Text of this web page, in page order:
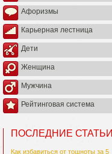
Афоризмы
Карьерная лестница
Дети
Женщина
Мужчина
Рейтинговая система
ПОСЛЕДНИЕ СТАТЬИ
Как избавиться от тошноты за 5